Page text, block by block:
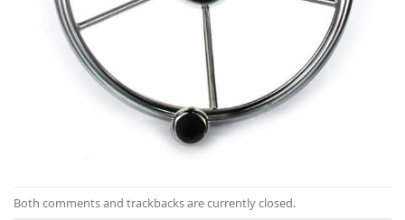
Both comments and trackbacks are currently closed.